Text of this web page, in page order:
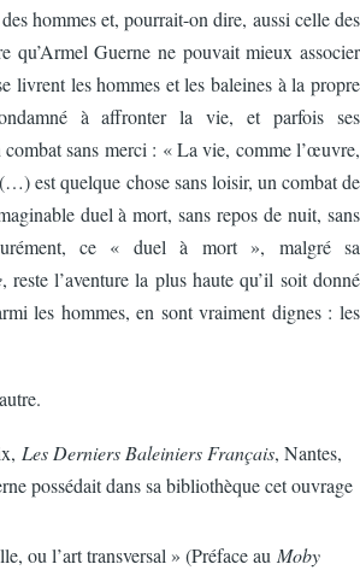
des hommes et, pourrait-on dire, aussi celle des
qu’Armel Guerne ne pouvait mieux associer
livrent les hommes et les baleines à la propre
à affronter la vie, et parfois ses
combat sans merci : « La vie, comme l’œuvre,
est quelque chose sans loisir, un combat de
duel à mort, sans repos de nuit, sans
ce « duel à mort », malgré sa
, reste l’aventure la plus haute qu’il soit donné
les hommes, en sont vraiment dignes : les
Les Derniers Baleiniers Français, Nantes,
possédait dans sa bibliothèque cet ouvrage
ou l’art transversal » (Préface au Moby